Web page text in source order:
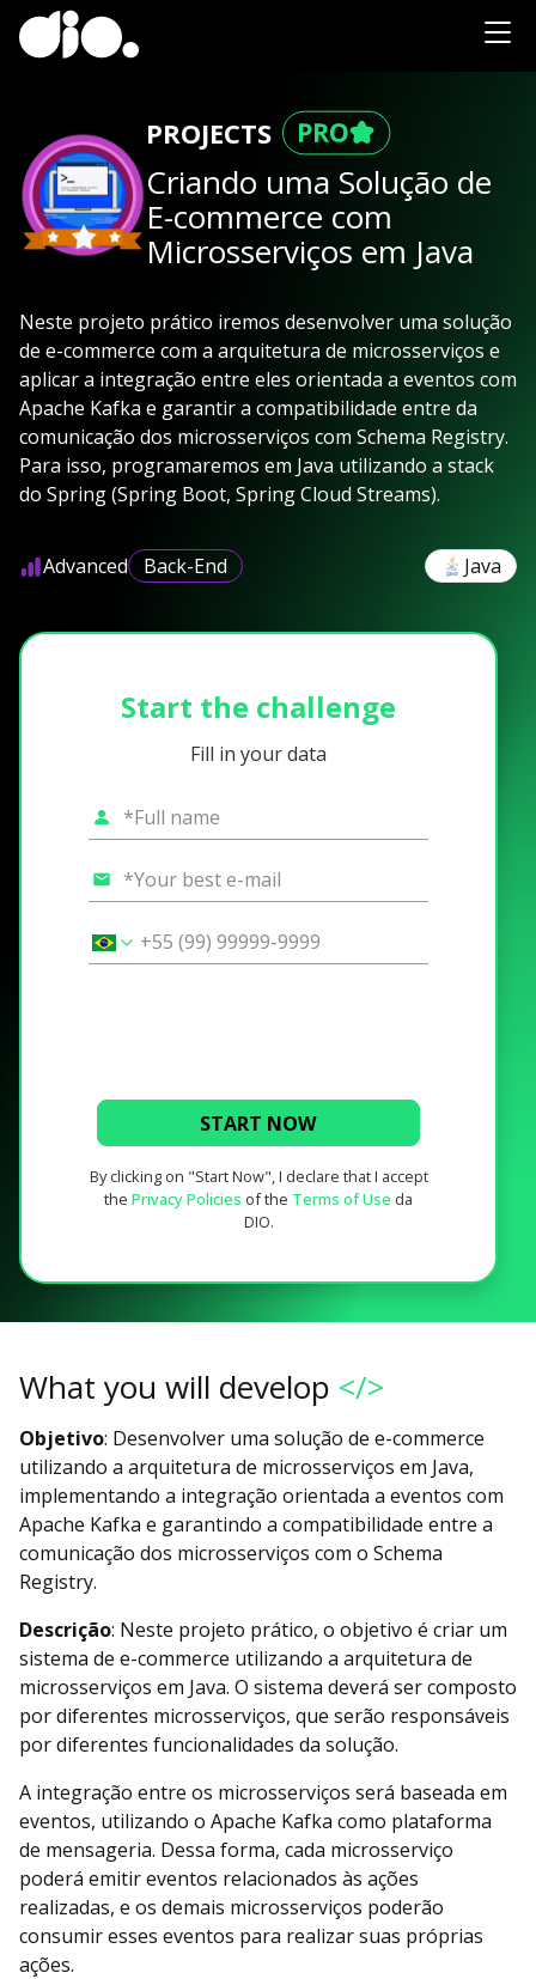
PROJECTS
Criando uma Solução de
E-commerce com
Microsserviços em Java
Neste projeto prático iremos desenvolver uma solução
de e-commerce com a arquitetura de microsserviços e
aplicar a integração entre eles orientada a eventos com
Apache Kafka e garantir a compatibilidade entre da
comunicação dos microsserviços com Schema Registry.
Para isso, programaremos em Java utilizando a stack
do Spring (Spring Boot, Spring Cloud Streams).
Advanced Back-End Java
Start the challenge
Fill in your data
START NOW
By clicking on "Start Now", I declare that I accept
the Privacy Policies of the Terms of Use da
DIO.
What you will develop </>
Objetivo: Desenvolver uma solução de e-commerce
utilizando a arquitetura de microsserviços em Java,
implementando a integração orientada a eventos com
Apache Kafka e garantindo a compatibilidade entre a
comunicação dos microsserviços com o Schema
Registry.
Descrição: Neste projeto prático, o objetivo é criar um
sistema de e-commerce utilizando a arquitetura de
microsserviços em Java. O sistema deverá ser composto
por diferentes microsserviços, que serão responsáveis
por diferentes funcionalidades da solução.
A integração entre os microsserviços será baseada em
eventos, utilizando o Apache Kafka como plataforma
de mensageria. Dessa forma, cada microsserviço
poderá emitir eventos relacionados às ações
realizadas, e os demais microsserviços poderão
consumir esses eventos para realizar suas próprias
ações.